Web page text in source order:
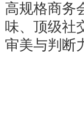
高规格商务
味、顶级社
审美与判断